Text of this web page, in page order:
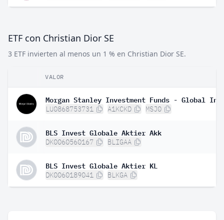
ETF con Christian Dior SE
3 ETF invierten al menos un 1 % en Christian Dior SE.
VALOR
LU0868753731 A1KCKD MSJ0
BLS Invest Globale Aktier Akk
DK0060560167 BLIGAA
BLS Invest Globale Aktier KL
DK0060189041 BLKGA